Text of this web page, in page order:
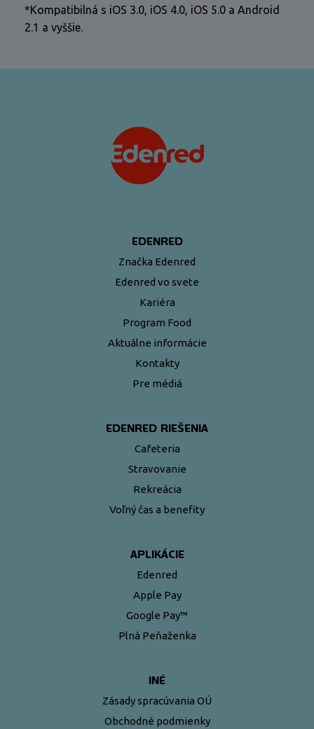
*Kompatibilná s iOS 3.0, iOS 4.0, iOS 5.0 a Android
2.1 a vyššie.
EDENRED
Značka Edenred
Edenred vo svete
Kariéra
Program Food
Aktuálne informácie
Kontakty
Pre médiá
EDENRED RIEŠENIA
Cafeteria
Stravovanie
Rekreácia
Voľný čas a benefity
APLIKÁCIE
Edenred
Apple Pay
Google Pay™
Plná Peňaženka
INÉ
Zásady spracúvania OÚ
Obchodné podmienky